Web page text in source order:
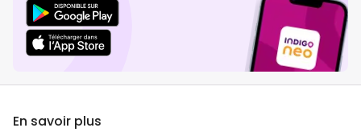
En savoir plus